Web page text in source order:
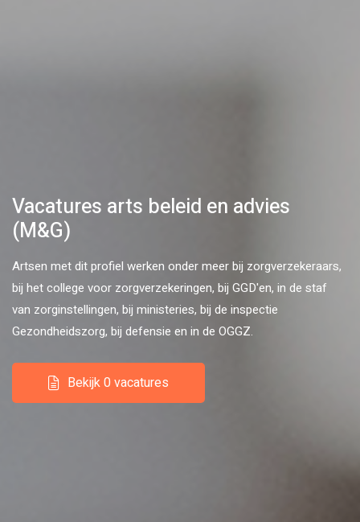
Vacatures arts beleid en advies
(M&G)
Artsen met dit profiel werken onder meer bij zorgverzekeraars,
bij het college voor zorgverzekeringen, bij GGD'en, in de staf
van zorginstellingen, bij ministeries, bij de inspectie
Gezondheidszorg, bij defensie en in de OGGZ.
Bekijk 0 vacatures